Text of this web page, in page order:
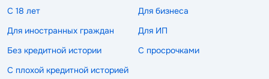
С 18 лет
Для бизнеса
Для иностранных граждан
Для ИП
Без кредитной истории
С просрочками
С плохой кредитной историей